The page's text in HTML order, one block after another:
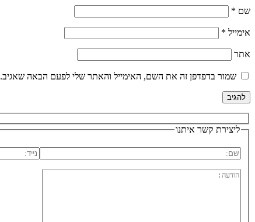
שם *
אימייל *
אתר
שמור בדפדפן זה את השם, האימייל והאתר שלי לפעם הבאה שאגיב.
ליצירת קשר איתנו